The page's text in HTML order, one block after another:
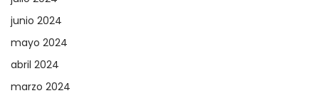
junio 2024
mayo 2024
abril 2024
marzo 2024